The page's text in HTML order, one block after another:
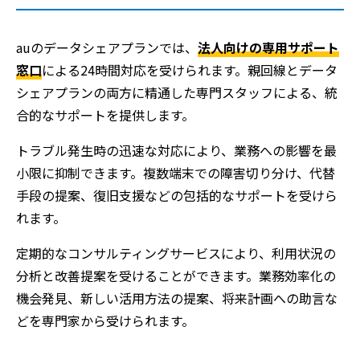
auのデータシェアプランでは、 法人向けの専用サポート
窓口による24時間対応を受けられます。親回線とデータ
シェアプランの両方に精通した専門スタッフによる、統
合的なサポートを提供します。
トラブル発生時の迅速な対応により、業務への影響を最
小限に抑制できます。複数端末での障害切り分け、代替
手段の提案、復旧支援などの包括的なサポートを受けら
れます。
定期的なコンサルティングサービスにより、利用状況の
分析と改善提案を受けることができます。業務効率化の
機会発見、新しい活用方法の提案、将来計画への助言な
どを専門家から受けられます。